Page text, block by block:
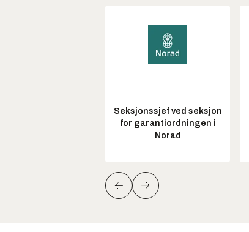
Seksjonssjef ved seksjon
for garantiordningen i
Norad